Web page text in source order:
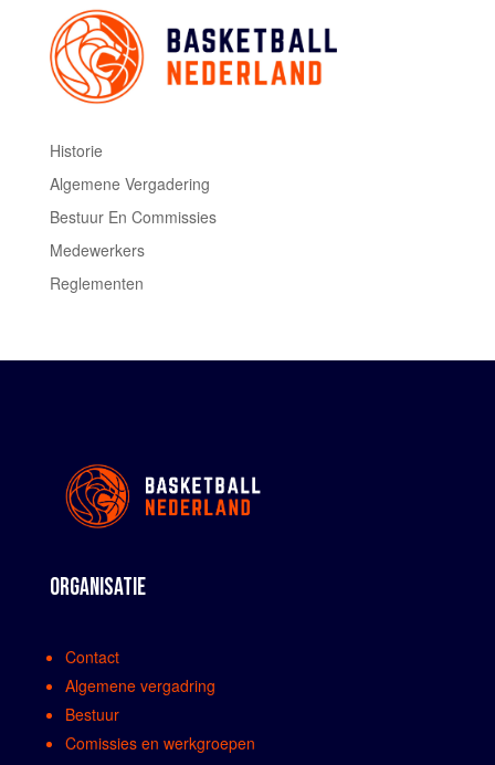
Historie
Algemene Vergadering
Bestuur En Commissies
Medewerkers
Reglementen
ORGANISATIE
Contact
Algemene vergadring
Bestuur
Comissies en werkgroepen